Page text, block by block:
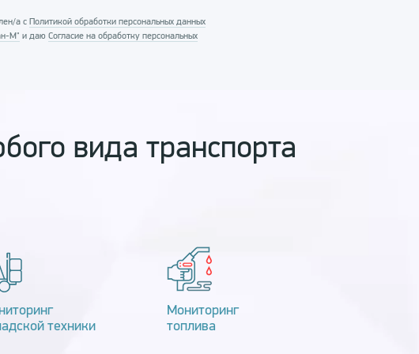
а сПолитикой обработки персональных данных
М" и даюСогласие на обработку персональных
вида транспорта
техники
Мониторинг
топлива